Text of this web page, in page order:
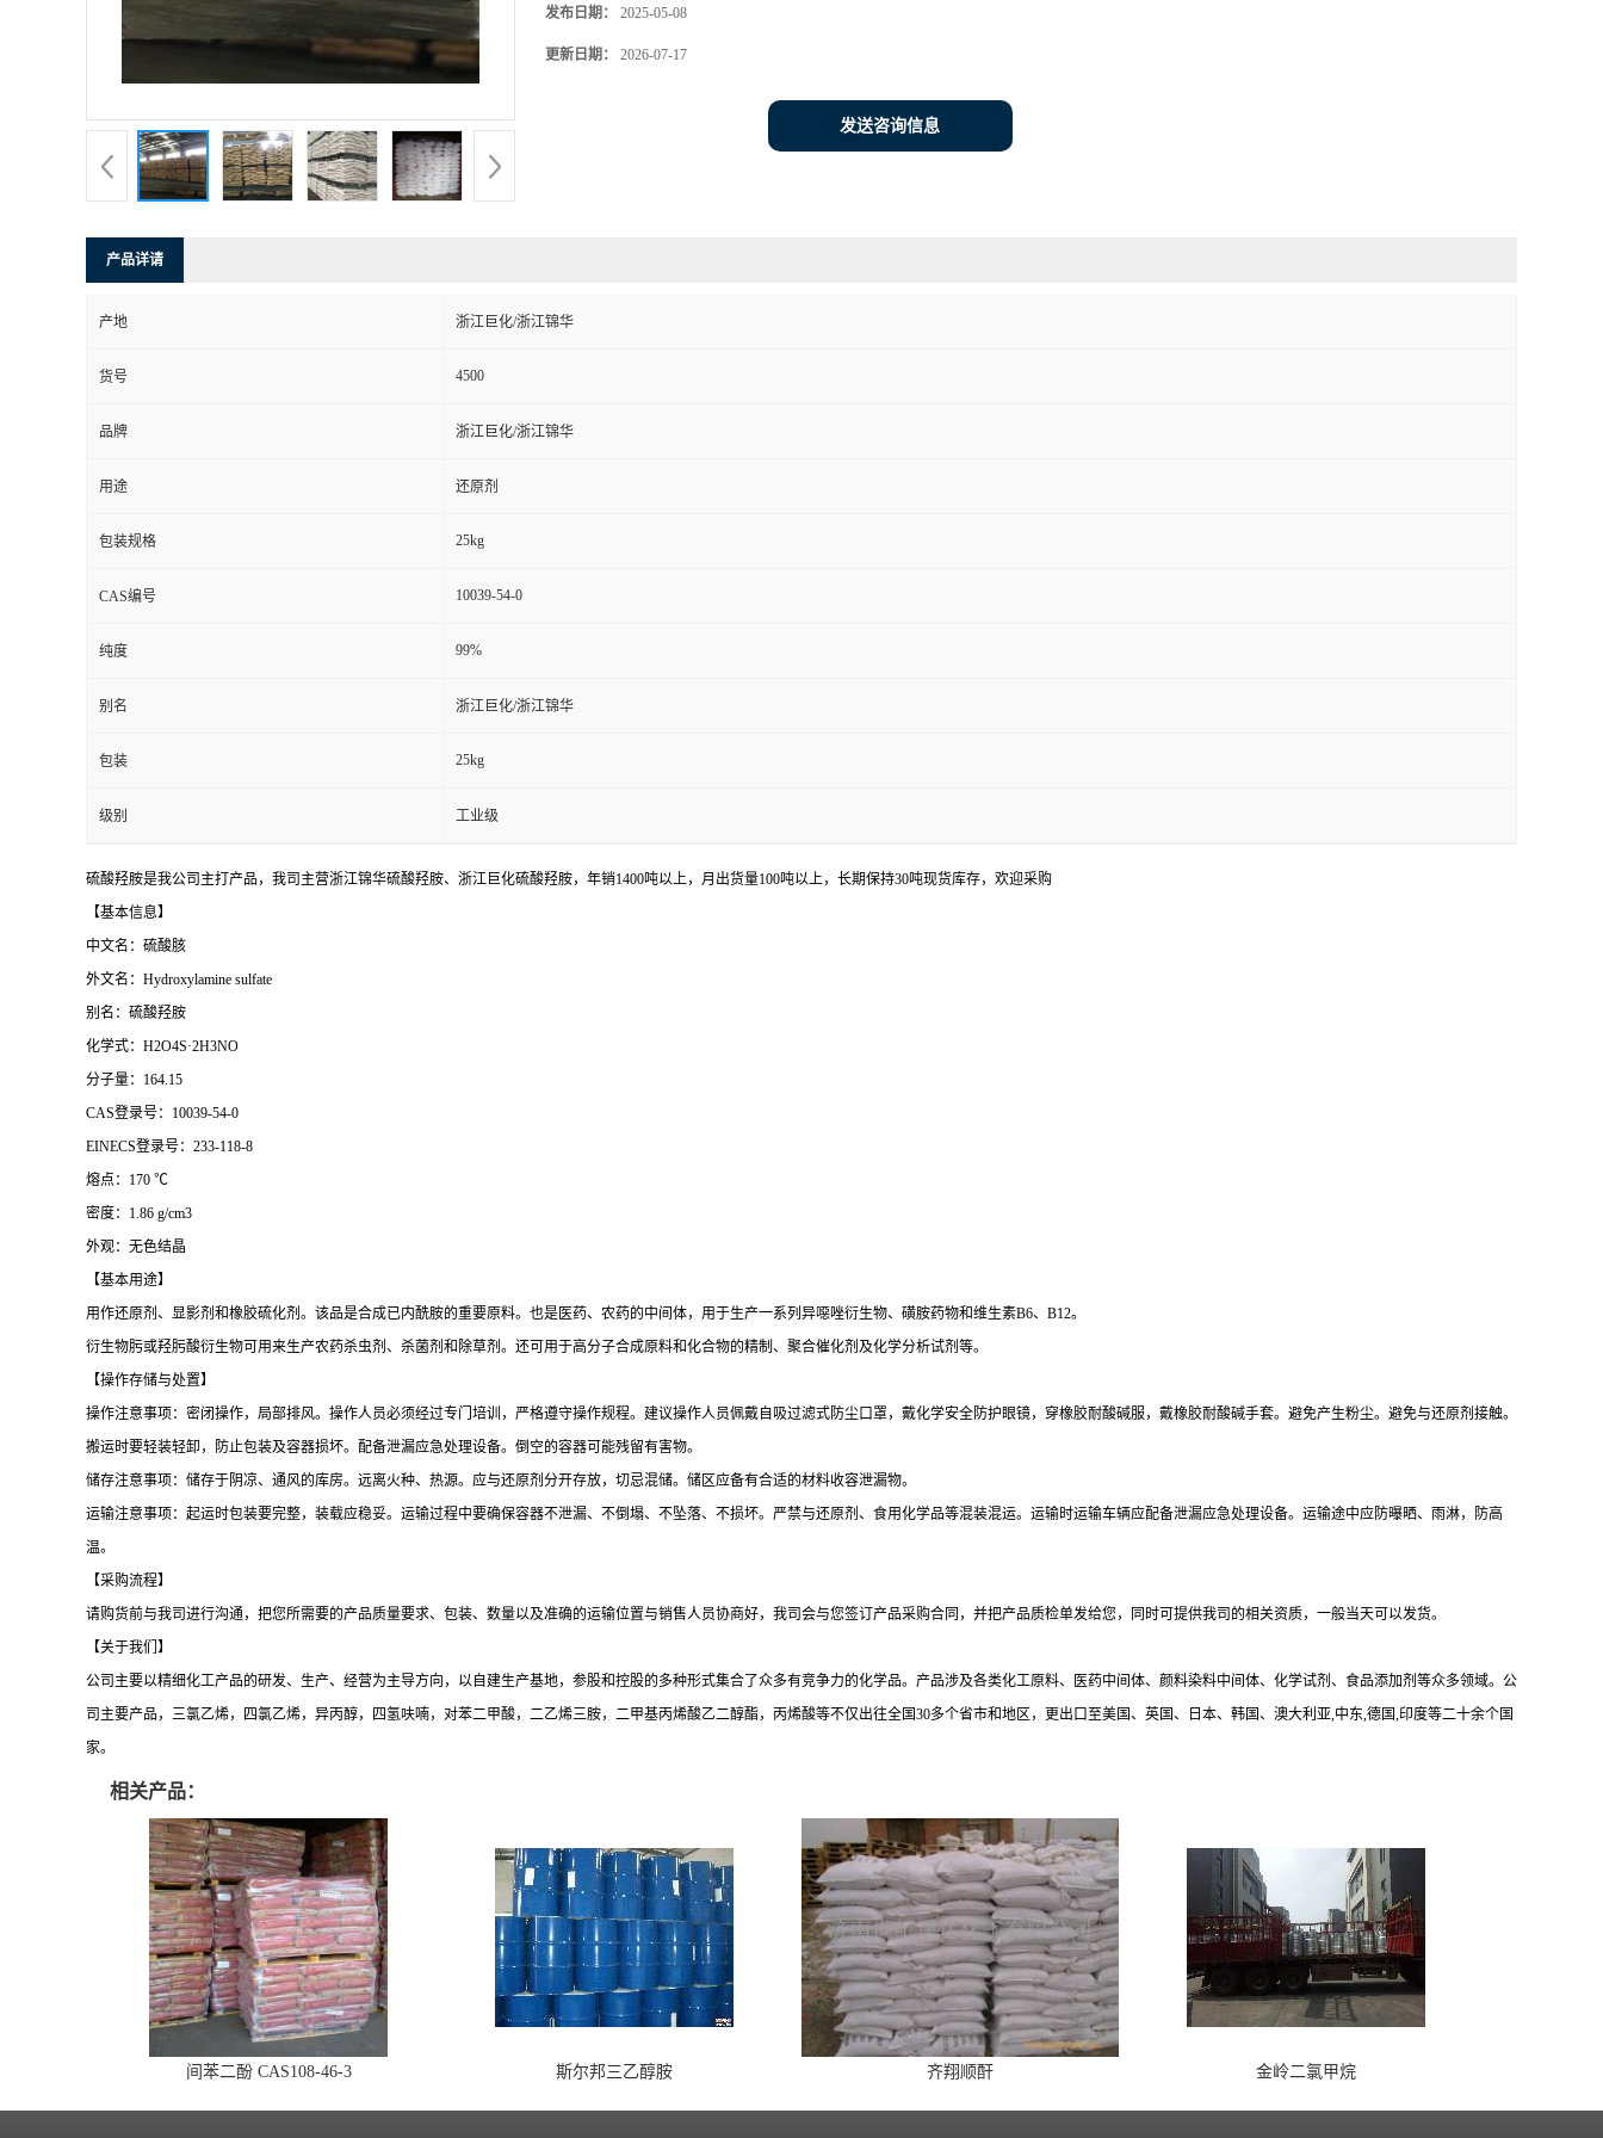
发布日期： 2025-05-08
更新日期： 2026-07-17
发送咨询信息
产品详请
产地 浙江巨化/浙江锦华
货号 4500
品牌 浙江巨化/浙江锦华
用途 还原剂
包装规格 25kg
CAS编号 10039-54-0
纯度 99%
别名 浙江巨化/浙江锦华
包装 25kg
级别 工业级
硫酸羟胺是我公司主打产品， 我司主营浙江锦华硫酸羟胺、浙江巨化硫酸羟胺，年销1400吨以上， 月出货量100吨以上，长期保持30吨现货库存，欢迎采购
【基本信息】
中文名：硫酸胲
外文名：Hydroxylamine sulfate
别名：硫酸羟胺
化学式：H2O4S·2H3NO
分子量：164.15
CAS登录号：10039-54-0
EINECS登录号：233-118-8
熔点：170 ℃
密度：1.86 g/cm3
外观：无色结晶
【基本用途】
用作还原剂、显影剂和橡胶硫化剂。该品是合成已内酰胺的重要原料。也是医药、农药的中间体，用于生产一系列异噁唑衍生物、磺胺药物和维生素B6、B12。
衍生物肟或羟肟酸衍生物可用来生产农药杀虫剂、杀菌剂和除草剂。还可用于高分子合成原料和化合物的精制、聚合催化剂及化学分析试剂等。
【操作存储与处置】
操作注意事项：密闭操作，局部排风。操作人员必须经过专门培训，严格遵守操作规程。建议操作人员佩戴自吸过滤式防尘口罩，戴化学安全防护眼镜，穿橡胶耐酸碱服，戴橡胶耐酸碱手套。避免产生粉尘。避免与还原剂接触。
搬运时要轻装轻卸，防止包装及容器损坏。配备泄漏应急处理设备。倒空的容器可能残留有害物。
储存注意事项：储存于阴凉、通风的库房。远离火种、热源。应与还原剂分开存放，切忌混储。储区应备有合适的材料收容泄漏物。
运输注意事项：起运时包装要完整，装载应稳妥。运输过程中要确保容器不泄漏、不倒塌、不坠落、不损坏。严禁与还原剂、食用化学品等混装混运。运输时运输车辆应配备泄漏应急处理设备。运输途中应防曝晒、雨淋，防高
温。
【采购流程】
请购货前与我司进行沟通，把您所需要的产品质量要求、包装、数量以及准确的运输位置与销售人员协商好，我司会与您签订产品采购合同，并把产品质检单发给您，同时可提供我司的相关资质，一般当天可以发货。
【关于我们】
公司主要以精细化工产品的研发、生产、经营为主导方向，以自建生产基地，参股和控股的多种形式集合了众多有竞争力的化学品。产品涉及各类化工原料、医药中间体、颜料染料中间体、化学试剂、食品添加剂等众多领域。公
司主要产品，三氯乙烯，四氯乙烯，异丙醇，四氢呋喃，对苯二甲酸，二乙烯三胺，二甲基丙烯酸乙二醇酯，丙烯酸等不仅出往全国30多个省市和地区，更出口至美国、英国、日本、韩国、澳大利亚,中东,德国,印度等二十余个国
家。
相关产品：
间苯二酚 CAS108-46-3 斯尔邦三乙醇胺 齐翔顺酐 金岭二氯甲烷